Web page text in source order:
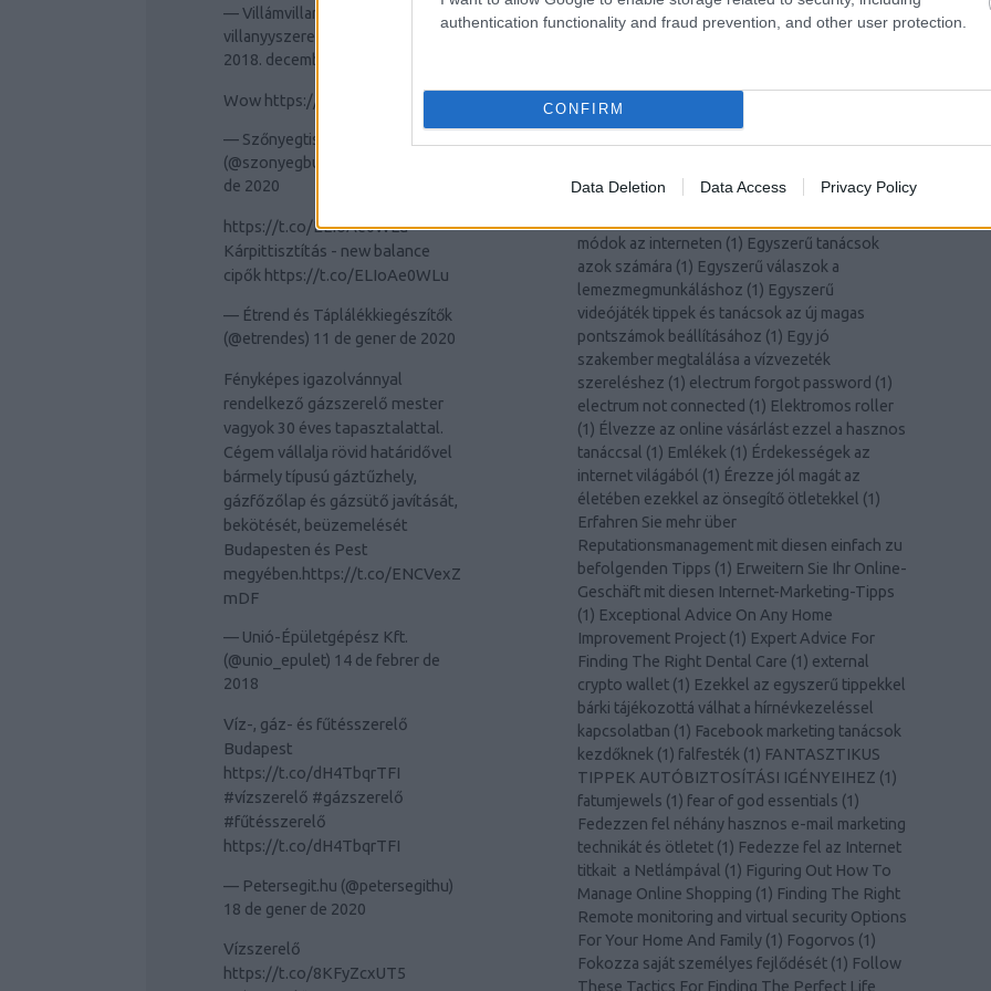
authentication functionality and fraud prevention, and other user protection.
CONFIRM
Data Deletion Data Access Privacy Policy
— Villámvillany Budapest
villanyyszerelés (@villamvillany)
2018. december 17.
Wow https://t.co/JMrrrfm9lR
— Szőnyegtisztítás Budapesten
(@szonyegbudapest)
de 2020
https://t.co/ELIoAe0WLu
Kárpittisztítás - new balance
cipők https://t.co/ELIoAe0WLu
— Étrend és Táplálékkiegészítők
(@etrendes) 11 de gener de 2020
Fényképes igazolvánnyal
rendelkező gázszerelő mester
vagyok 30 éves tapasztalattal.
Cégem vállalja rövid határidővel
bármely típusú gáztűzhely,
gázfőzőlap és gázsütő javítását,
bekötését, beüzemelését
Budapesten és Pest
megyében.https://t.co/ENCVexZ
mDF
— Unió-Épületgépész Kft.
(@unio_epulet) 14 de febrer de
2018
Víz-, gáz- és fűtésszerelő
Budapest
https://t.co/dH4TbqrTFI
#vízszerelő #gázszerelő
#fűtésszerelő
https://t.co/dH4TbqrTFI
— Petersegit.hu (@petersegithu)
18 de gener de 2020
Vízszerelő
https://t.co/8KFyZcxUT5
dia wellness
Discovering the Luxurious
Offerings of Hamvay-Lang.com
Online Shopping To Intimidate You
Roll Snake Eyes In The Game Of Internet
Marketing(1)drágakő(1)Drón(1)E-mail
tovább(1)Egyszerű módszerek a ház hatékony
módok az interneten (1) Egyszerű tanácsok
azok számára (1) Egyszerű válaszok a
lemezmegmunkáláshoz (1) Egyszerű
videójáték tippek és tanácsok az új magas
pontszámok beállításához (1) Egy jó
szakember megtalálása a vízvezeték
szereléshez (1) electrum forgot password (1)
electrum not connected (1) Elektromos roller
(1) Élvezze az online vásárlást ezzel a hasznos
tanáccsal (1) Emlékek (1) Érdekességek az
internet világából (1) Érezze jól magát az
életében ezekkel az önsegítő ötletekkel (1)
Erfahren Sie mehr über
Reputationsmanagement mit diesen einfach zu
befolgenden Tipps (1) Erweitern Sie Ihr Online-
Geschäft mit diesen Internet-Marketing-Tipps
(1) Exceptional Advice On Any Home
Improvement Project (1) Expert Advice For
Finding The Right Dental Care (1) external
crypto wallet (1) Ezekkel az egyszerű tippekkel
bárki tájékozottá válhat a hírnévkezeléssel
kapcsolatban (1) Facebook marketing tanácsok
kezdőknek (1) falfesték (1) FANTASZTIKUS
TIPPEK AUTÓBIZTOSÍTÁSI IGÉNYEIHEZ (1)
fatumjewels (1) fear of god essentials (1)
Fedezzen fel néhány hasznos e-mail marketing
technikát és ötletet (1) Fedezze fel az Internet
titkait a Netlámpával (1) Figuring Out How To
Manage Online Shopping (1) Finding The Right
Remote monitoring and virtual security Options
For Your Home And Family (1) Fogorvos (1)
Fokozza saját személyes fejlődését (1) Follow
These Tactics For Finding The Perfect Life